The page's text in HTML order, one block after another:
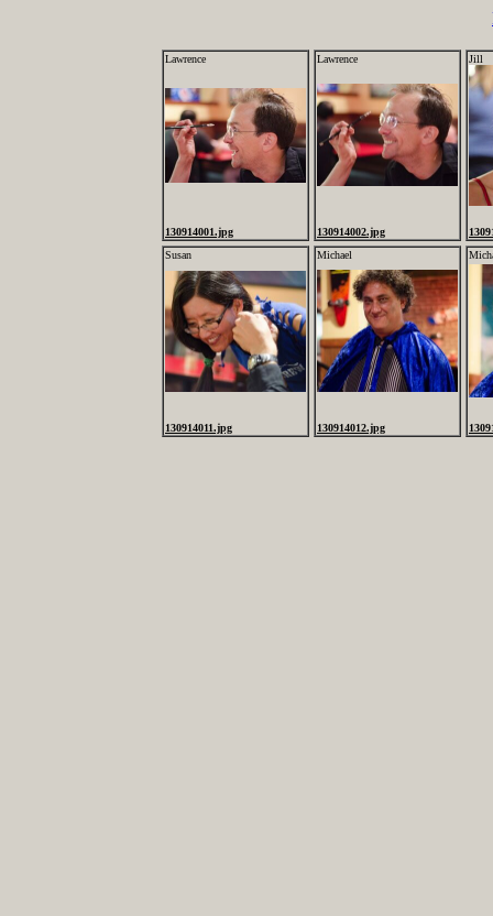
Lawrence
130914001.jpg
Lawrence
130914002.jpg
Jill
Susan
130914011.jpg
Michael
130914012.jpg